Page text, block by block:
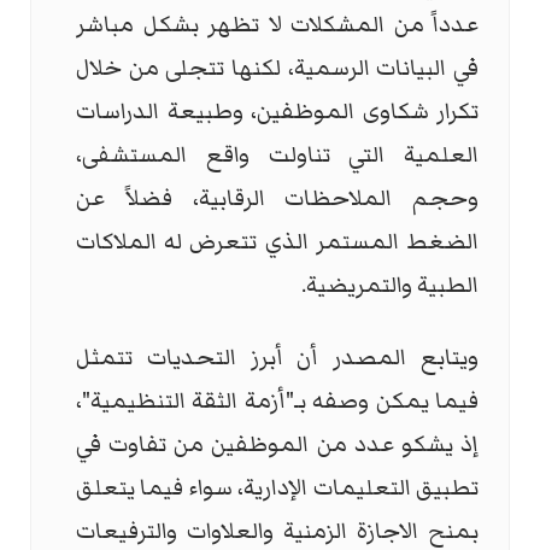
عدداً من المشكلات لا تظهر بشكل مباشر
في البيانات الرسمية، لكنها تتجلى من خلال
تكرار شكاوى الموظفين، وطبيعة الدراسات
العلمية التي تناولت واقع المستشفى،
وحجم الملاحظات الرقابية، فضلاً عن
الضغط المستمر الذي تتعرض له الملاكات
الطبية والتمريضية.
ويتابع المصدر أن أبرز التحديات تتمثل
فيما يمكن وصفه بـ"أزمة الثقة التنظيمية"،
إذ يشكو عدد من الموظفين من تفاوت في
تطبيق التعليمات الإدارية، سواء فيما يتعلق
بمنح الاجازة الزمنية والعلاوات والترفيعات